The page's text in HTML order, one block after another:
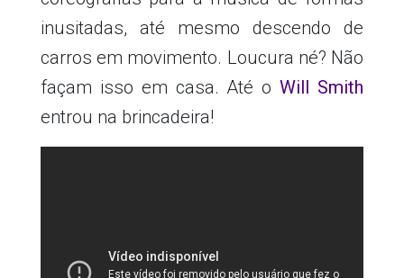
inusitadas, até mesmo descendo de
carros em movimento. Loucura né? Não
façam isso em casa. Até oWill Smith
entrou na brincadeira!